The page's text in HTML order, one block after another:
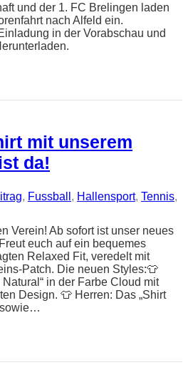
und der 1. FC Brelingen laden
nach Alfeld ein.
in der Vorabschau und
mit unserem
da!
, Fussball , Hallensport, Tennis
Verein! Ab sofort ist unser neues
euch auf ein bequemes
Relaxed Fit, veredelt mit
Patch. Die neuen Styles:👕
in der Farbe Cloud mit
Design. 👕 Herren: Das „Shirt
sowie…